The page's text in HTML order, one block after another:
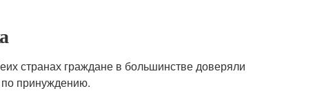
странах граждане в большинстве доверяли
принуждению.